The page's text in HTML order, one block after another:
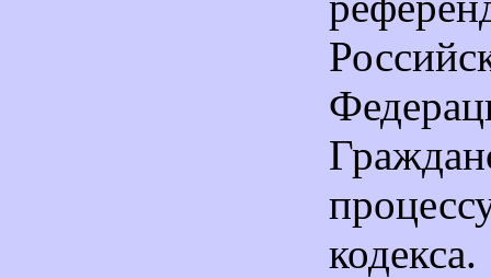
кодекса.